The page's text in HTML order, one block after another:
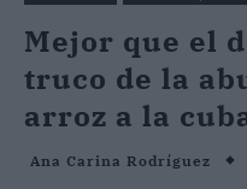
Mejor que el
truco de la
arroz a la
Ana Carina Rodríguez